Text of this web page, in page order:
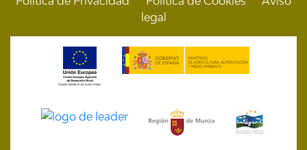
legal